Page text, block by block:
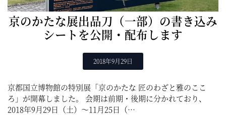
京のかたな展出品刀（一部）の書き込み
シートを公開・配布します
2018年9月29日
京都国立博物館の特別展「京のかたな 匠のわざと雅のここ
ろ」が開幕しました。 会期は前期・後期に分かれており、
2018年9月29日（土）〜11月25日（…